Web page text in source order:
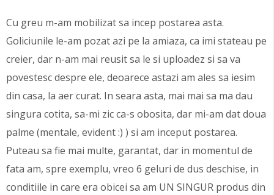
Cu greu m-am mobilizat sa incep postarea asta.
Goliciunile le-am pozat azi pe la amiaza, ca imi stateau pe
creier, dar n-am mai reusit sa le si uploadez si sa va
povestesc despre ele, deoarece astazi am ales sa iesim
din casa, la aer curat. In seara asta, mai mai sa ma dau
singura cotita, sa-mi zic ca-s obosita, dar mi-am dat doua
palme (mentale, evident :) ) si am inceput postarea.
Puteau sa fie mai multe, garantat, dar in momentul de
fata am, spre exemplu, vreo 6 geluri de dus deschise, in
conditiile in care era obicei sa am UN SINGUR produs din